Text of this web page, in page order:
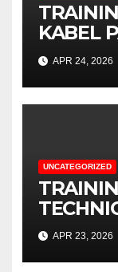
KABEL
APR 24, 2026
UNCATEGORIZED
APR 23, 2026